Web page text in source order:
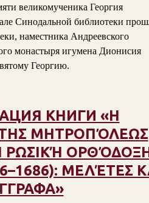
великомученика Георгия
Синодальной библиотеки
наместника Андреевского
монастыря игумена Дионисия
Георгию.
КНИГИ «Η
ΜΗΤΡΟΠΌΛΕΩΣ
ΡΩΣΙΚΉ
ΜΕΛΈΤΕΣ